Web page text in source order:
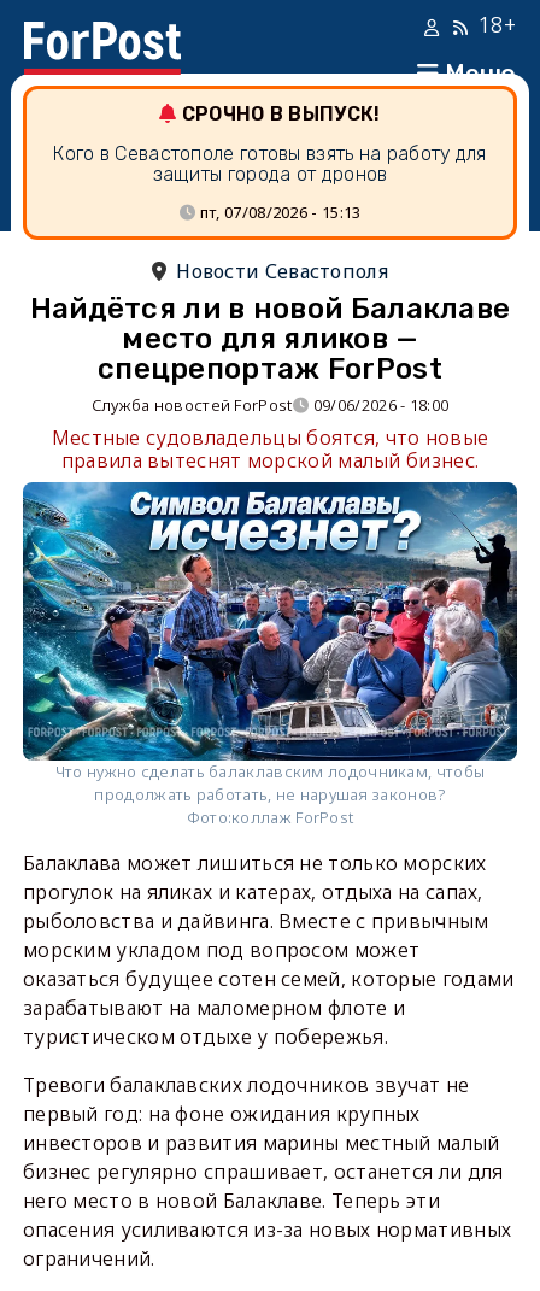
Меню
18+
СРОЧНО В ВЫПУСК!
Кого в Севастополе готовы взять на работу для
защиты города от дронов
пт, 07/08/2026 - 15:13
Новости Севастополя
Найдётся ли в новой Балаклаве
место для яликов —
спецрепортаж ForPost
Служба новостей ForPost 09/06/2026 - 18:00
Местные судовладельцы боятся, что новые
правила вытеснят морской малый бизнес.
Что нужно сделать балаклавским лодочникам, чтобы
продолжать работать, не нарушая законов?
Фото:коллаж ForPost
Балаклава может лишиться не только морских
прогулок на яликах и катерах, отдыха на сапах,
рыболовства и дайвинга. Вместе с привычным
морским укладом под вопросом может
оказаться будущее сотен семей, которые годами
зарабатывают на маломерном флоте и
туристическом отдыхе у побережья.
Тревоги балаклавских лодочников звучат не
первый год: на фоне ожидания крупных
инвесторов и развития марины местный малый
бизнес регулярно спрашивает, останется ли для
него место в новой Балаклаве. Теперь эти
опасения усиливаются из-за новых нормативных
ограничений.